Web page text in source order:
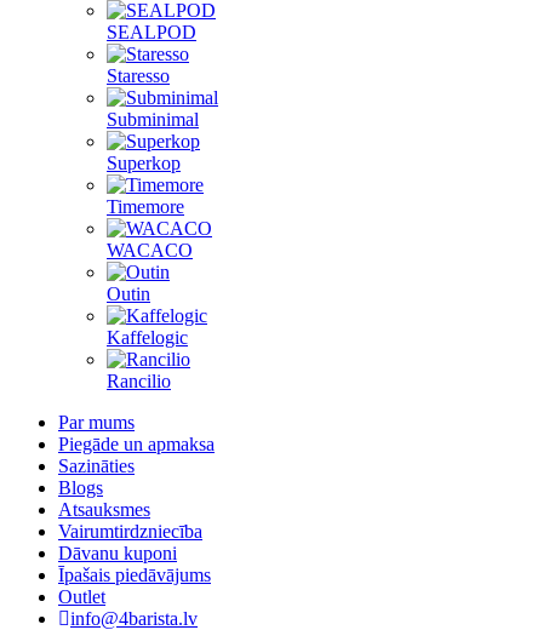
SEALPOD
Staresso
Subminimal
Superkop
Timemore
WACACO
Outin
Kaffelogic
Rancilio
Par mums
Piegāde un apmaksa
Sazināties
Blogs
Atsauksmes
Vairumtirdzniecība
Dāvanu kuponi
Īpašais piedāvājums
Outlet
info@4barista.lv